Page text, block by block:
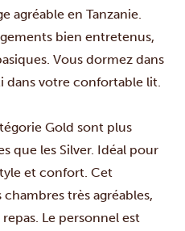
agréable en Tanzanie.
bien entretenus,
Vous dormez dans
dans votre confortable lit.
Gold sont plus
que les Silver. Idéal pour
et confort. Cet
très agréables,
Le personnel est